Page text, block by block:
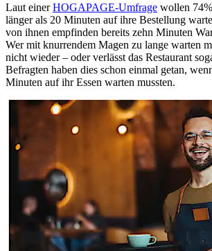
Laut einerHOGAPAGE-Umfrage wollen
länger als 20 Minuten auf ihre Bestellung
von ihnen empfinden bereits zehn Minuten
Wer mit knurrendem Magen zu lange warten
nicht wieder – oder verlässt das Restaurant
Befragten haben dies schon einmal getan,
Minuten auf ihr Essen warten mussten.